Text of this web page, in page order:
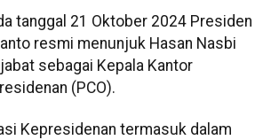
tanggal 21 Oktober 2024 Presiden
resmi menunjuk Hasan Nasbi
sebagai Kepala Kantor
(PCO).
Kepresidenan termasuk dalam